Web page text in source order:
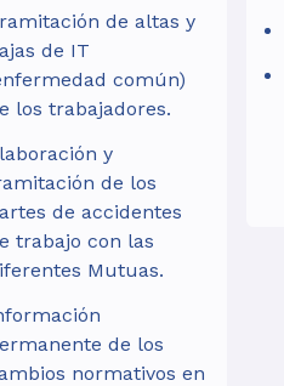
de altas y
de IT
común)
los trabajadores.
y
de los
de accidentes
trabajo con las
Mutuas.
de los
normativos en